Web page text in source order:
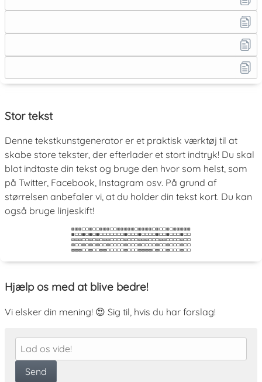
Stor tekst
Denne tekstkunstgenerator er et praktisk værktøj til at
skabe store tekster, der efterlader et stort indtryk! Du skal
blot indtaste din tekst og bruge den hvor som helst, som
på Twitter, Facebook, Instagram osv. På grund af
størrelsen anbefaler vi, at du holder din tekst kort. Du kan
også bruge linjeskift!
🟥🟥🟥⬜⬜🟥⬜⬜🟥🟥🟥⬜⬜🟥🟥🟥🟥🟥⬜🟥🟥🟥🟥⬜🟥⬜⬜🟥⬜🟥🟥🟥🟥🟥
🟧⬜⬜🟧⬜🟧⬜🟧⬜⬜⬜⬜⬜⬜⬜🟧⬜⬜⬜🟧⬜⬜⬜⬜🟧⬜⬜🟧⬜⬜⬜🟧⬜⬜
🟨🟨🟨⬜⬜🟨⬜🟨⬜🟨🟨⬜⬜⬜⬜🟨⬜⬜⬜🟨🟨🟨⬜⬜⬜🟨🟨⬜⬜⬜⬜🟨⬜⬜
🟩⬜⬜🟩⬜🟩⬜🟩⬜⬜🟩⬜⬜⬜⬜🟩⬜⬜⬜🟩⬜⬜⬜⬜🟩⬜⬜🟩⬜⬜⬜🟩⬜⬜
🟦🟦🟦⬜⬜🟦⬜⬜🟦🟦⬜⬜⬜⬜⬜🟦⬜⬜⬜🟦🟦🟦🟦⬜🟦⬜⬜🟦⬜⬜⬜🟦⬜⬜
Hjælp os med at blive bedre!
Vi elsker din mening! 😍 Sig til, hvis du har forslag!